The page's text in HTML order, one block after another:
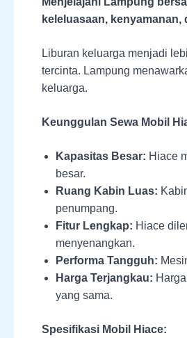
keleluasaan, kenyamanan,
Liburan keluarga menjadi
tercinta. Lampung
keluarga.
Keunggulan Sewa Mobil
Kapasitas Besar: Hiace
besar.
Ruang Kabin Luas:
penumpang.
Fitur Lengkap: Hiace
menyenangkan.
Performa Tangguh:
Harga Terjangkau:
yang sama.
Spesifikasi Mobil Hiace: